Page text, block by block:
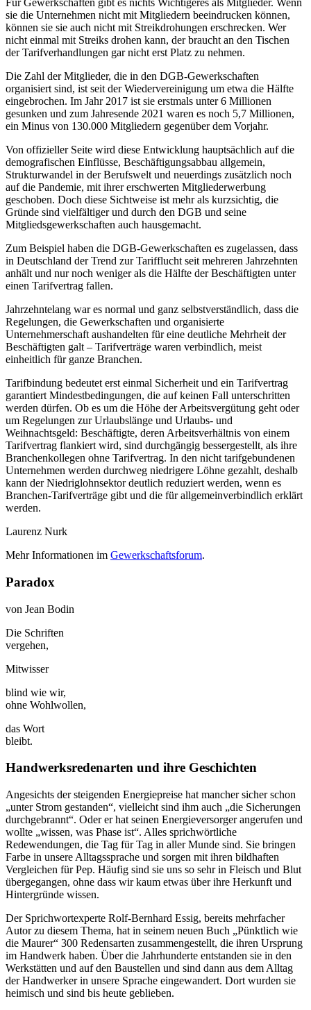
Für Gewerkschaften gibt es nichts Wichtigeres als Mitglieder. Wenn
sie die Unternehmen nicht mit Mitgliedern beeindrucken können,
können sie sie auch nicht mit Streikdrohungen erschrecken. Wer
nicht einmal mit Streiks drohen kann, der braucht an den Tischen
der Tarifverhandlungen gar nicht erst Platz zu nehmen.
Die Zahl der Mitglieder, die in den DGB-Gewerkschaften
organisiert sind, ist seit der Wiedervereinigung um etwa die Hälfte
eingebrochen. Im Jahr 2017 ist sie erstmals unter 6 Millionen
gesunken und zum Jahresende 2021 waren es noch 5,7 Millionen,
ein Minus von 130.000 Mitgliedern gegenüber dem Vorjahr.
Von offizieller Seite wird diese Entwicklung hauptsächlich auf die
demografischen Einflüsse, Beschäftigungsabbau allgemein,
Strukturwandel in der Berufswelt und neuerdings zusätzlich noch
auf die Pandemie, mit ihrer erschwerten Mitgliederwerbung
geschoben. Doch diese Sichtweise ist mehr als kurzsichtig, die
Gründe sind vielfältiger und durch den DGB und seine
Mitgliedsgewerkschaften auch hausgemacht.
Zum Beispiel haben die DGB-Gewerkschaften es zugelassen, dass
in Deutschland der Trend zur Tarifflucht seit mehreren Jahrzehnten
anhält und nur noch weniger als die Hälfte der Beschäftigten unter
einen Tarifvertrag fallen.
Jahrzehntelang war es normal und ganz selbstverständlich, dass die
Regelungen, die Gewerkschaften und organisierte
Unternehmerschaft aushandelten für eine deutliche Mehrheit der
Beschäftigten galt – Tarifverträge waren verbindlich, meist
einheitlich für ganze Branchen.
Tarifbindung bedeutet erst einmal Sicherheit und ein Tarifvertrag
garantiert Mindestbedingungen, die auf keinen Fall unterschritten
werden dürfen. Ob es um die Höhe der Arbeitsvergütung geht oder
um Regelungen zur Urlaubslänge und Urlaubs- und
Weihnachtsgeld: Beschäftigte, deren Arbeitsverhältnis von einem
Tarifvertrag flankiert wird, sind durchgängig bessergestellt, als ihre
Branchenkollegen ohne Tarifvertrag. In den nicht tarifgebundenen
Unternehmen werden durchweg niedrigere Löhne gezahlt, deshalb
kann der Niedriglohnsektor deutlich reduziert werden, wenn es
Branchen-Tarifverträge gibt und die für allgemeinverbindlich erklärt
werden.
Laurenz Nurk
Mehr Informationen im Gewerkschaftsforum.
Paradox
von Jean Bodin
Die Schriften
vergehen,
Mitwisser
blind wie wir,
ohne Wohlwollen,
das Wort
bleibt.
Handwerksredenarten und ihre Geschichten
Angesichts der steigenden Energiepreise hat mancher sicher schon
„unter Strom gestanden“, vielleicht sind ihm auch „die Sicherungen
durchgebrannt“. Oder er hat seinen Energieversorger angerufen und
wollte „wissen, was Phase ist“. Alles sprichwörtliche
Redewendungen, die Tag für Tag in aller Munde sind. Sie bringen
Farbe in unsere Alltagssprache und sorgen mit ihren bildhaften
Vergleichen für Pep. Häufig sind sie uns so sehr in Fleisch und Blut
übergegangen, ohne dass wir kaum etwas über ihre Herkunft und
Hintergründe wissen.
Der Sprichwortexperte Rolf-Bernhard Essig, bereits mehrfacher
Autor zu diesem Thema, hat in seinem neuen Buch „Pünktlich wie
die Maurer“ 300 Redensarten zusammengestellt, die ihren Ursprung
im Handwerk haben. Über die Jahrhunderte entstanden sie in den
Werkstätten und auf den Baustellen und sind dann aus dem Alltag
der Handwerker in unsere Sprache eingewandert. Dort wurden sie
heimisch und sind bis heute geblieben.